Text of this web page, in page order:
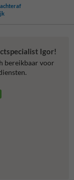
Igor!
bereikbaar voor